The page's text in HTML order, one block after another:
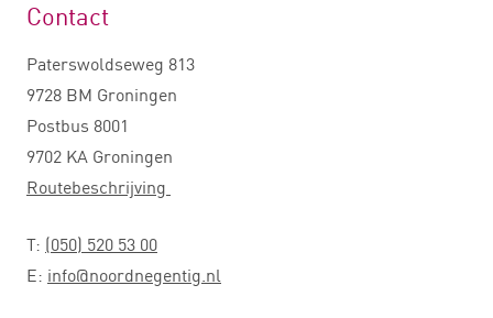
Contact
Paterswoldseweg 813
9728 BM Groningen
Postbus 8001
9702 KA Groningen
Routebeschrijving
T: (050) 520 53 00
E: info@noordnegentig.nl